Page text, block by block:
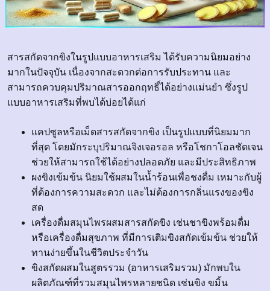
สารสกัดจากขิงในรูปแบบอาหารเสริม ได้รับความนิยมอย่าง
มากในปัจจุบัน เนื่องจากสะดวกต่อการรับประทาน และ
สามารถควบคุมปริมาณสารออกฤทธิ์ได้อย่างแม่นยำ ซึ่งรูป
แบบอาหารเสริมที่พบได้บ่อยได้แก่
แคปซูลหรือเม็ดสารสกัดจากขิง เป็นรูปแบบที่นิยมมาก
ที่สุด โดยมักระบุปริมาณจิงเจอรอล หรือโชกาโอลชัดเจน
ช่วยให้สามารถใช้ได้อย่างปลอดภัย และมีประสิทธิภาพ
ผงขิงเข้มข้น นิยมใช้ผสมในน้ำร้อนเพื่อชงดื่ม เหมาะกับผู้
ที่ต้องการความสะดวก และไม่ต้องการกลิ่นแรงของขิง
สด
เครื่องดื่มสมุนไพรผสมสารสกัดขิง เช่นชาขิงพร้อมดื่ม
หรือเครื่องดื่มสุขภาพ ที่มีการเติมขิงสกัดเข้มข้น ช่วยให้
ทานง่ายขึ้นในชีวิตประจำวัน
ขิงสกัดผสมในสูตรรวม (อาหารเสริมรวม) มักพบใน
ผลิตภัณฑ์ที่รวมสมุนไพรหลายชนิด เช่นขิง ขมิ้น